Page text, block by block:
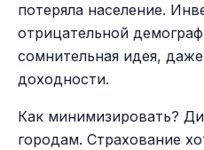
потеряла население.
отрицательной
сомнительная идея,
доходности.
Как минимизировать?
городам. Страхование